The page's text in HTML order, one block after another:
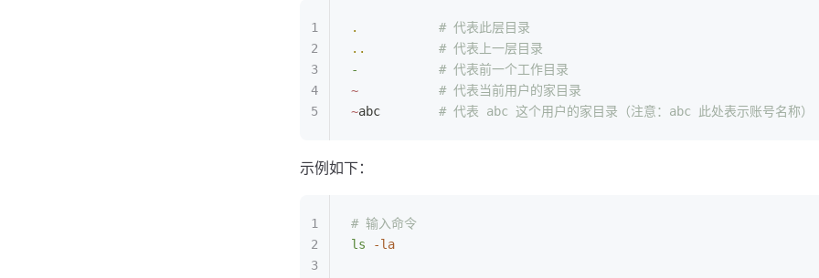
.
           # 代表此层目录
..
          # 代表上一层目录
-
           # 代表前一个工作目录
~
           # 代表当前用户的家目录
~abc # 代表 abc 这个用户的家目录（注意：abc 此处表示账号名称）
示例如下：
# 输入命令
ls -la